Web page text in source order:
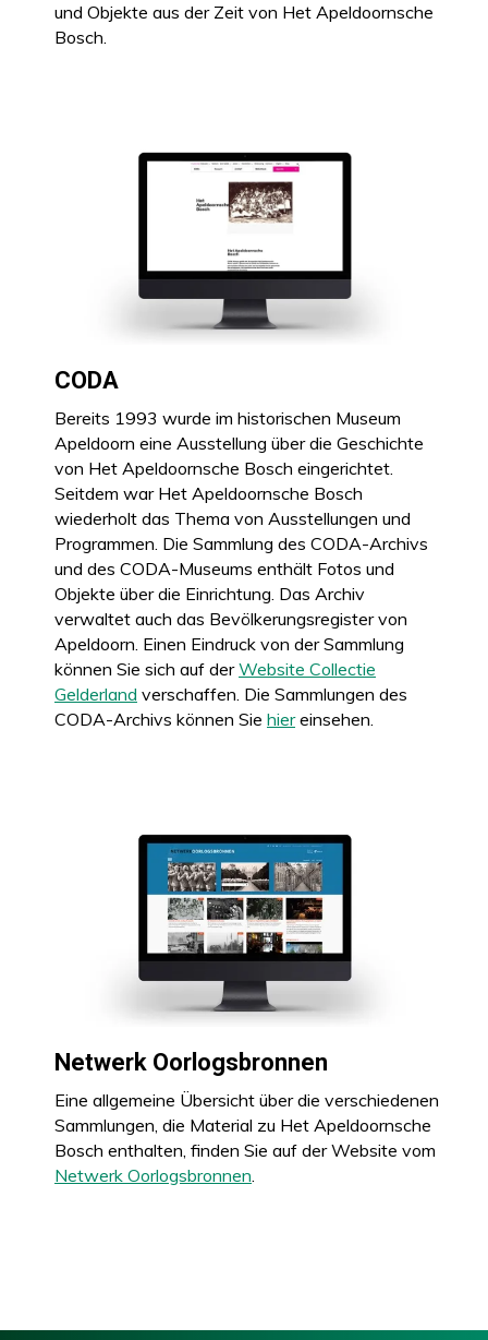
und Objekte aus der Zeit von Het Apeldoornsche
Bosch.
CODA
Bereits 1993 wurde im historischen Museum
Apeldoorn eine Ausstellung über die Geschichte
von Het Apeldoornsche Bosch eingerichtet.
Seitdem war Het Apeldoornsche Bosch
wiederholt das Thema von Ausstellungen und
Programmen. Die Sammlung des CODA-Archivs
und des CODA-Museums enthält Fotos und
Objekte über die Einrichtung. Das Archiv
verwaltet auch das Bevölkerungsregister von
Apeldoorn. Einen Eindruck von der Sammlung
können Sie sich auf derWebsite Collectie
Gelderland verschaffen. Die Sammlungen des
CODA-Archivs können Sie hiereinsehen.
Netwerk Oorlogsbronnen
Eine allgemeine Übersicht über die verschiedenen
Sammlungen, die Material zu Het Apeldoornsche
Bosch enthalten, finden Sie auf der Website vom
Netwerk Oorlogsbronnen.